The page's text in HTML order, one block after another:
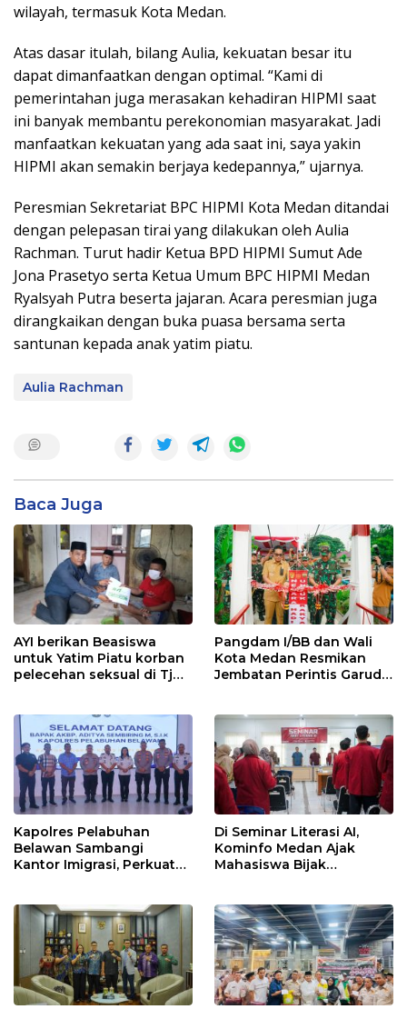
wilayah, termasuk Kota Medan.
Atas dasar itulah, bilang Aulia, kekuatan besar itu
dapat dimanfaatkan dengan optimal. “Kami di
pemerintahan juga merasakan kehadiran HIPMI saat
ini banyak membantu perekonomian masyarakat. Jadi
manfaatkan kekuatan yang ada saat ini, saya yakin
HIPMI akan semakin berjaya kedepannya,” ujarnya.
Peresmian Sekretariat BPC HIPMI Kota Medan ditandai
dengan pelepasan tirai yang dilakukan oleh Aulia
Rachman. Turut hadir Ketua BPD HIPMI Sumut Ade
Jona Prasetyo serta Ketua Umum BPC HIPMI Medan
Ryalsyah Putra beserta jajaran. Acara peresmian juga
dirangkaikan dengan buka puasa bersama serta
santunan kepada anak yatim piatu.
Aulia Rachman
Baca Juga
AYI berikan Beasiswa
untuk Yatim Piatu korban
pelecehan seksual di Tj
Pangdam I/BB dan Wali
Kota Medan Resmikan
Jembatan Perintis Garuda,
Maimun
Kapolres Pelabuhan
Belawan Sambangi
Kantor Imigrasi, Perkuat
Di Seminar Literasi AI,
Kominfo Medan Ajak
Mahasiswa Bijak